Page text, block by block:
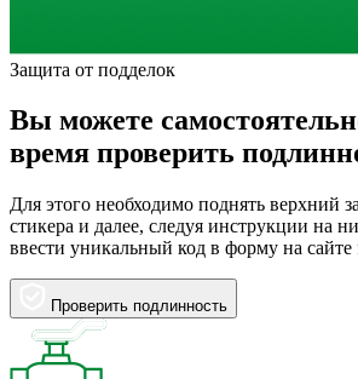
Защита от подделок
Вы можете
время проверить
Для этого необходимо поднять верхний
стикера и далее, следуя инструкции на
ввести уникальный код в форму на сайте
Проверить подлинность